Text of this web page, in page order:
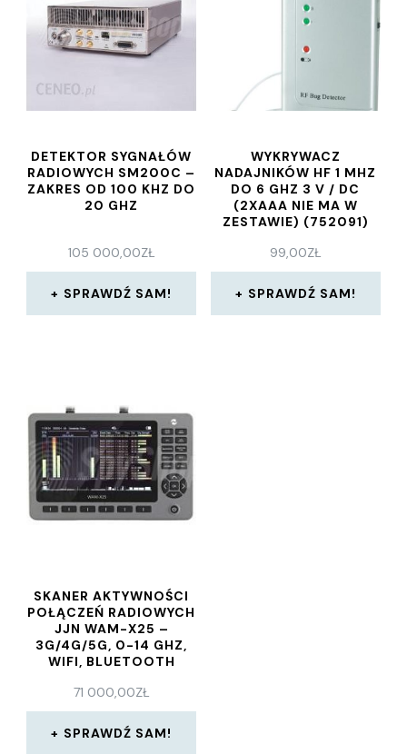
DETEKTOR SYGNAŁÓW
RADIOWYCH SM200C –
ZAKRES OD 100 KHZ DO
20 GHZ
105 000,00ZŁ
SPRAWDŹ SAM!
WYKRYWACZ
NADAJNIKÓW HF 1 MHZ
DO 6 GHZ 3 V / DC
(2XAAA NIE MA W
ZESTAWIE) (752091)
99,00ZŁ
SPRAWDŹ SAM!
SKANER AKTYWNOŚCI
POŁĄCZEŃ RADIOWYCH
JJN WAM-X25 –
3G/4G/5G, 0-14 GHZ,
WIFI, BLUETOOTH
71 000,00ZŁ
SPRAWDŹ SAM!